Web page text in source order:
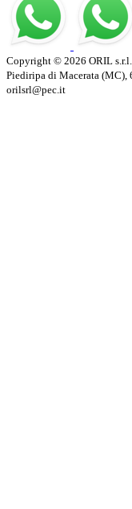
Copyright © 2026 ORIL
Piediripa di Macerata (MC),
orilsrl@pec.it